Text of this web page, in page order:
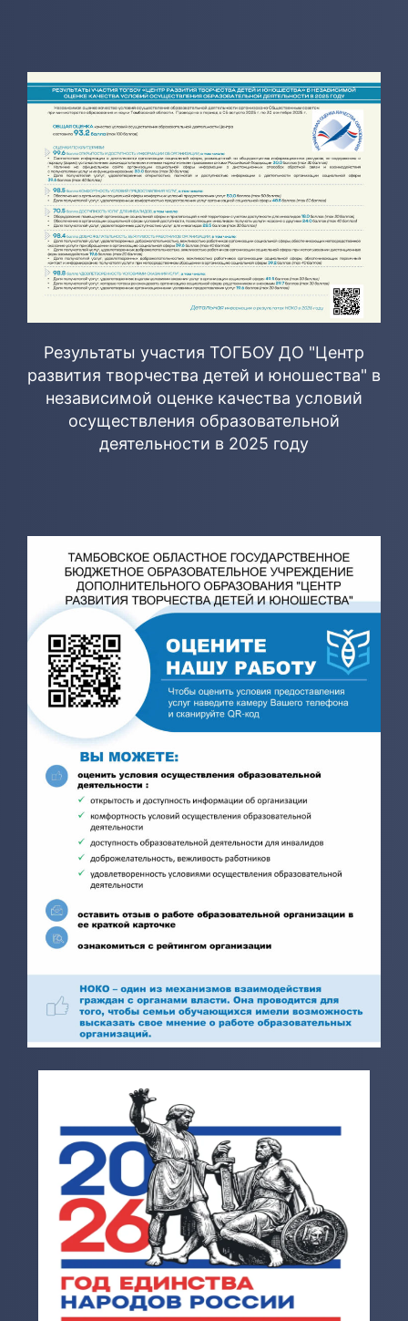
Результаты участия ТОГБОУ ДО "Центр
развития творчества детей и юношества" в
независимой оценке качества условий
осуществления образовательной
деятельности в 2025 году